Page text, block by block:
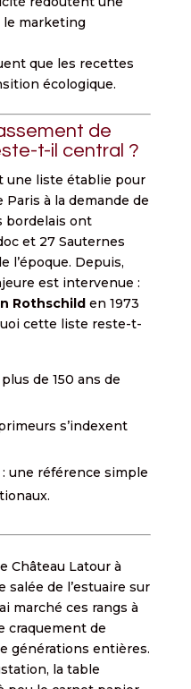
marketing
que les recettes
écologique.
de
t-il central ?
une liste établie pour
Paris à la demande de
bordelais ont
et 27 Sauternes
l’époque. Depuis,
est intervenue :
Rothschilden 1973
cette liste reste-t-
plus de 150 ans de
s’indexent
: une référence simple
Château Latour à
salée de l’estuaire sur
marché ces rangs à
craquement de
générations entières.
la table